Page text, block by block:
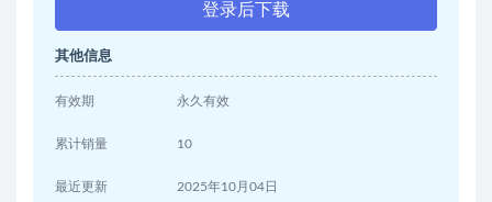
登录后下载
其他信息
有效期 永久有效
累计销量 10
最近更新 2025年10月04日